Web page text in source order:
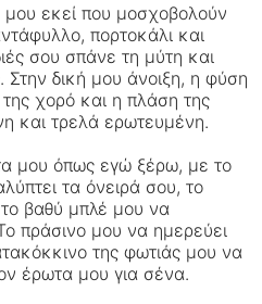
εκεί που μοσχοβολούν
πορτοκάλι και
σου σπάνε τη μύτη και
Στην δική μου άνοιξη, η φύση
χορό και η πλάση της
και τρελά ερωτευμένη.
μου όπως εγώ ξέρω, με το
τα όνειρά σου, το
βαθύ μπλέ μου να
πράσινο μου να ημερεύει
της φωτιάς μου να
έρωτα μου για σένα.